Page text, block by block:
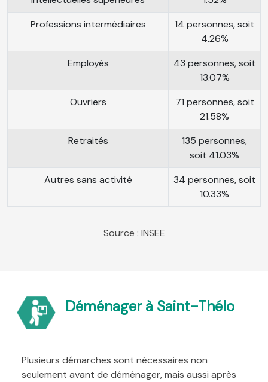
Professions intermédiaires
14 personnes, soit
4.26%
Employés
43 personnes, soit
13.07%
Ouvriers
71 personnes, soit
21.58%
Retraités
135 personnes,
soit 41.03%
Autres sans activité
34 personnes, soit
10.33%
Source : INSEE
Déménager à Saint-Thélo
Plusieurs démarches sont nécessaires non
seulement avant de déménager, mais aussi après